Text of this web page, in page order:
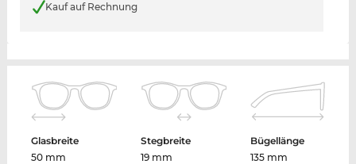
Kauf auf Rechnung
Glasbreite
50 mm
Stegbreite
19 mm
Bügellänge
135 mm